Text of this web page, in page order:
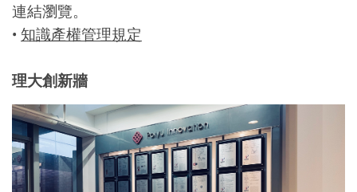
連結瀏覽。
• 知識產權管理規定
理大創新牆